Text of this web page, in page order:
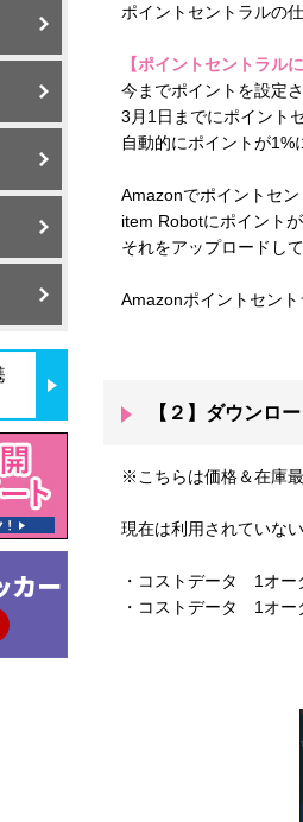
ポイントセントラルの
【ポイントセントラル
今までポイントを設定
3月1日までにポイント
自動的にポイントが
Amazonでポイントセ
item Robotにポイント
それをアップロードし
Amazonポイントセン
【２】ダウンロ
※こちらは価格＆在庫
現在は利用されていな
・コストデータ 1オー
・コストデータ 1オー